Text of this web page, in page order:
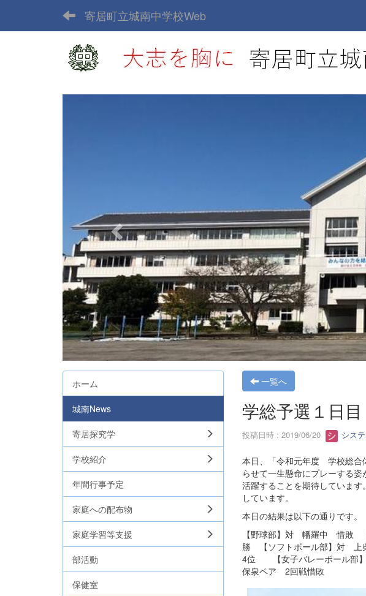
寄居町立城南中学校Web
s
一覧へ
学総予選１日
投稿日時 : 2019/06/20 シス
本日、「令和元年度 学校総合
らせて一生懸命にプレーする
活躍することを期待していま
しています。
本日の結果は以下の通りです。
【野球部】対 幡羅中 惜敗
勝 【ソフトボール部】対
4位 【女子バレーボール部
保泉ペア 2回戦惜敗
ホーム
城南News
寄居探究学
学校紹介
年間行事予定
家庭への配布物
家庭学習等支援
部活動
保健室